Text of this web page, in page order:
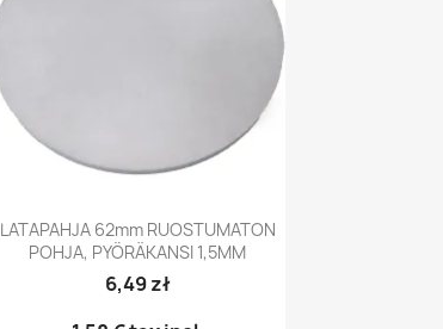
Pikakatselu
LATAPAHJA 62mm RUOSTUMATON
POHJA, PYÖRÄKANSI 1,5MM
6,49 zł